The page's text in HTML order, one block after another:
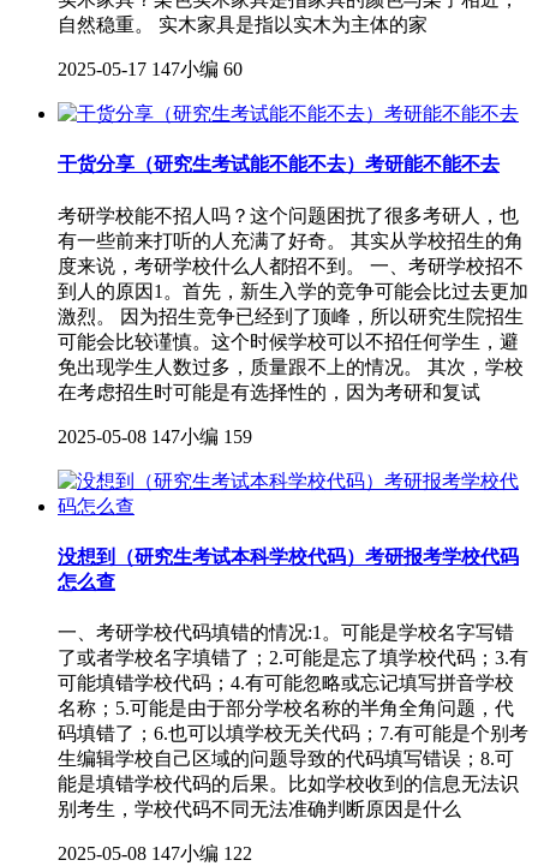
自然稳重。 实木家具是指以实木为主体的家
2025-05-17 147小编 60
干货分享（研究生考试能不能不去）考研能不能不去
考研学校能不招人吗？这个问题困扰了很多考研人，也
有一些前来打听的人充满了好奇。 其实从学校招生的角
度来说，考研学校什么人都招不到。 一、考研学校招不
到人的原因1。首先，新生入学的竞争可能会比过去更加
激烈。 因为招生竞争已经到了顶峰，所以研究生院招生
可能会比较谨慎。这个时候学校可以不招任何学生，避
免出现学生人数过多，质量跟不上的情况。 其次，学校
在考虑招生时可能是有选择性的，因为考研和复试
2025-05-08 147小编 159
没想到（研究生考试本科学校代码）考研报考学校代码
怎么查
一、考研学校代码填错的情况:1。可能是学校名字写错
了或者学校名字填错了；2.可能是忘了填学校代码；3.有
可能填错学校代码；4.有可能忽略或忘记填写拼音学校
名称；5.可能是由于部分学校名称的半角全角问题，代
码填错了；6.也可以填学校无关代码；7.有可能是个别考
生编辑学校自己区域的问题导致的代码填写错误；8.可
能是填错学校代码的后果。比如学校收到的信息无法识
别考生，学校代码不同无法准确判断原因是什么
2025-05-08 147小编 122